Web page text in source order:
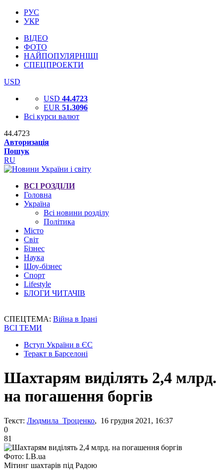
РУС
УКР
ВІДЕО
ФОТО
НАЙПОПУЛЯРНІШІ
СПЕЦПРОЕКТИ
USD
USD 44.4723
EUR 51.3096
Всі курси валют
44.4723
Авторизація
Пошук
RU
ВСІ РОЗДІЛИ
Головна
Україна
Всі новини розділу
Політика
Місто
Світ
Бізнес
Наука
Шоу-бізнес
Спорт
Lifestyle
БЛОГИ ЧИТАЧІВ
СПЕЦТЕМА: Війна в Ірані
ВСІ ТЕМИ
Вступ України в ЄС
Теракт в Барселоні
Шахтарям виділять 2,4 млрд.
на погашення боргів
Текст: Людмила Троценко, 16 грудня 2021, 16:37
0
81
Фото: LB.ua
Мітинг шахтарів під Радою